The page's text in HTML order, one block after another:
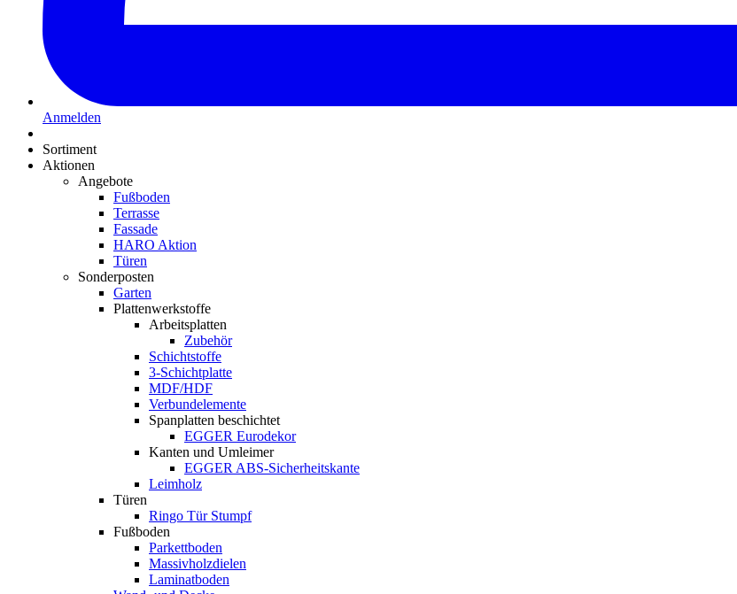
Anmelden
Sortiment
Aktionen
Angebote
Fußboden
Terrasse
Fassade
HARO Aktion
Türen
Sonderposten
Garten
Plattenwerkstoffe
Arbeitsplatten
Zubehör
Schichtstoffe
3-Schichtplatte
MDF/HDF
Verbundelemente
Spanplatten beschichtet
EGGER Eurodekor
Kanten und Umleimer
EGGER ABS-Sicherheitskante
Leimholz
Türen
Ringo Tür Stumpf
Fußboden
Parkettboden
Massivholzdielen
Laminatboden